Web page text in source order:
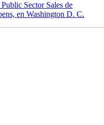
Sector Sales de
en Washington D. C.